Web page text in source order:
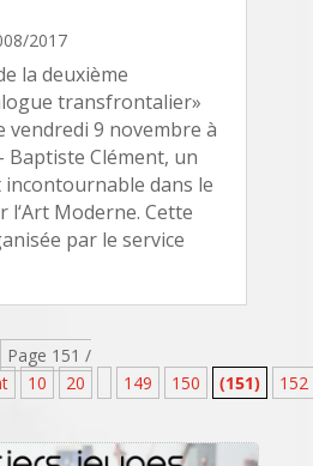
2017
la deuxième
transfrontalier»
vendredi 9 novembre à
Baptiste Clément, un
incontournable dans le
l‘Art Moderne. Cette
par le service
Page 151 /
10 20 149 150 (151) 152